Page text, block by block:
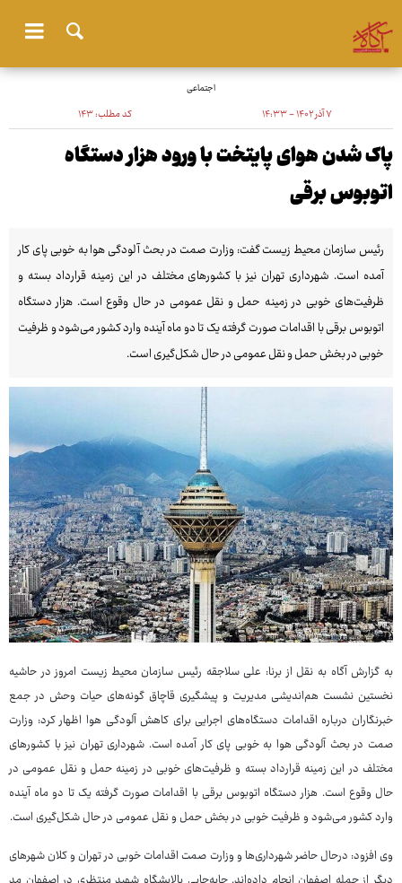
اجتماعی
۷ آذر ۱۴۰۲ - ۱۴:۳۳ کد مطلب:۱۴۳
پاک شدن هوای پایتخت با ورود هزار دستگاه
اتوبوس برقی
رئیس سازمان محیط زیست گفت: وزارت صمت در بحث آلودگی هوا به خوبی پای کار
آمده است. شهرداری تهران نیز با کشورهای مختلف در این زمینه قرارداد بسته و
ظرفیت‌های خوبی در زمینه حمل و نقل عمومی در حال وقوع است. هزار دستگاه
اتوبوس برقی با اقدامات صورت گرفته یک تا دو ماه آینده وارد کشور می‌شود و ظرفیت
خوبی در بخش حمل و نقل عمومی در حال شکل‌گیری است.
به گزارش آگاه به نقل از برنا: علی سلاجقه رئیس سازمان محیط زیست امروز در حاشیه
نخستین نشست هم‌اندیشی مدیریت و پیشگیری قاچاق گونه‌های حیات وحش در جمع
خبرنگاران درباره اقدامات دستگاه‌های اجرایی برای کاهش آلودگی هوا اظهار کرد: وزارت
صمت در بحث آلودگی هوا به خوبی پای کار آمده است. شهرداری تهران نیز با کشورهای
مختلف در این زمینه قرارداد بسته و ظرفیت‌های خوبی در زمینه حمل و نقل عمومی در
حال وقوع است. هزار دستگاه اتوبوس برقی با اقدامات صورت گرفته یک تا دو ماه آینده
وارد کشور می‌شود و ظرفیت خوبی در بخش حمل و نقل عمومی در حال شکل‌گیری است.
وی افزود: درحال حاضر شهرداری‌ها و وزارت صمت اقدامات خوبی در تهران و کلان شهرهای